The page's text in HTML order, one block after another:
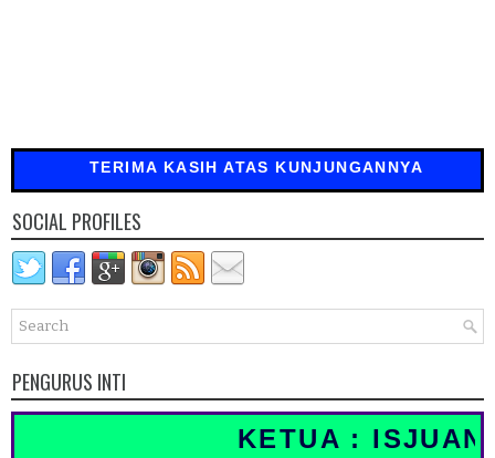
TERIMA KASIH ATAS KUNJUNGANNYA
SOCIAL PROFILES
PENGURUS INTI
KETUA :